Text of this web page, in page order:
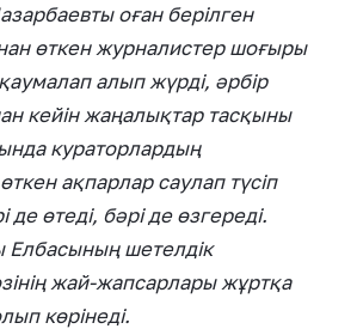
оған берілген
өткен журналистер шоғыры
алып жүрді, әрбір
кейін жаңалықтар тасқыны
кураторлардың
ақпарлар саулап түсіп
де өтеді, бәрі де өзгереді.
Елбасының шетелдік
жай-жапсарлары жұртқа
көрінеді.